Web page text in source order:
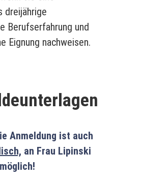
dreijährige
Berufserfahrung und
Eignung nachweisen.
Anmeldung ist auch
an Frau Lipinski